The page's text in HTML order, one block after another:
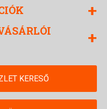
+
+
KERESŐ